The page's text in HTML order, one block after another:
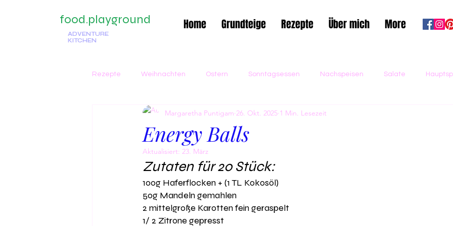
food.playground
ADVENTURE
KITCHEN
Home Grundteige Rezepte Über mich More
Rezepte Weihnachten Ostern Sonntagsessen Nachspeisen Salate
Traditionell Italienisch Gesundheit Vorspeisen
Winter Suppe
Silvester Frühstück
Energy Balls
Margaretha Puntigam 26. Okt. 2025 1 Min. Lesezeit
Aktualisiert: 23. März
Zutaten für 20 Stück:
100g Haferflocken + (1 TL Kokosöl)
50g Mandeln gemahlen
2 mittelgroße Karotten fein geraspelt
1/ 2 Zitrone gepresst